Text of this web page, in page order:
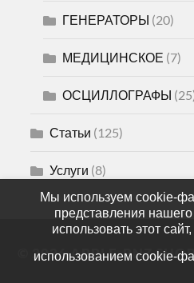
ГЕНЕРАТОРЫ (20)
МЕДИЦИНСКОЕ (7)
ОСЦИЛЛОГРАФЫ
Статьи (125)
Услуги (8)
© 2026APPLE-PNZ
Мы используем cookie-
представления
использовать этот
использованием cookie-